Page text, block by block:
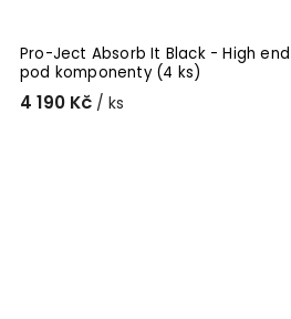
Pro-Ject Absorb It Black - High
pod komponenty (4 ks)
4 190 Kč / ks